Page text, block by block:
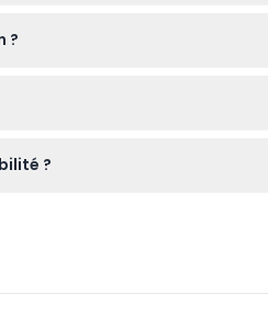
vôtres pour le commentaire
?
à votre rythme.
?